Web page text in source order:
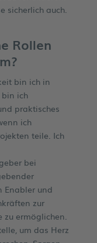
sicherlich auch.
Rollen
bin ich in
ich
praktisches
ich
teile. Ich
bei
Enabler und
zur
zu ermöglichen.
um das Herz